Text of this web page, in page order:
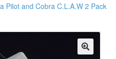
Pilot and Cobra C.L.A.W 2 Pack